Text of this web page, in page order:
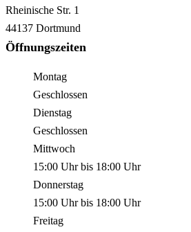
Rheinische Str. 1
44137 Dortmund
Öffnungszeiten
Montag
Geschlossen
Dienstag
Geschlossen
Mittwoch
15:00 Uhrbis 18:00 Uhr
Donnerstag
15:00 Uhrbis 18:00 Uhr
Freitag